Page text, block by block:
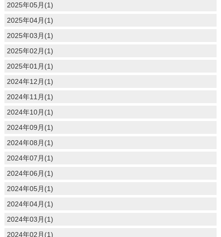
2025年05月(1)
2025年04月(1)
2025年03月(1)
2025年02月(1)
2025年01月(1)
2024年12月(1)
2024年11月(1)
2024年10月(1)
2024年09月(1)
2024年08月(1)
2024年07月(1)
2024年06月(1)
2024年05月(1)
2024年04月(1)
2024年03月(1)
2024年02月(1)